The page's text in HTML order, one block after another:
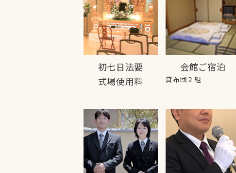
初七日法要
式場使用料
会館ご宿泊
貸布団２組